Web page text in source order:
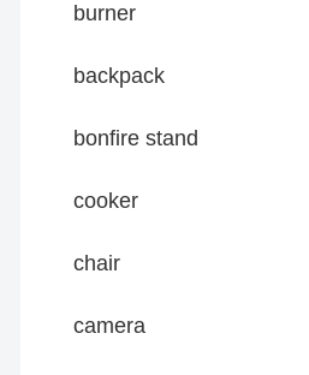
burner
backpack
bonfire stand
cooker
chair
camera